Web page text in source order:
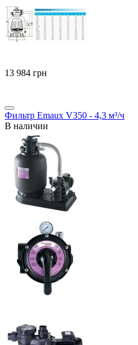
‍13 984‍ грн
Фильтр Emaux V350 - 4,3 м³/ч
В наличии